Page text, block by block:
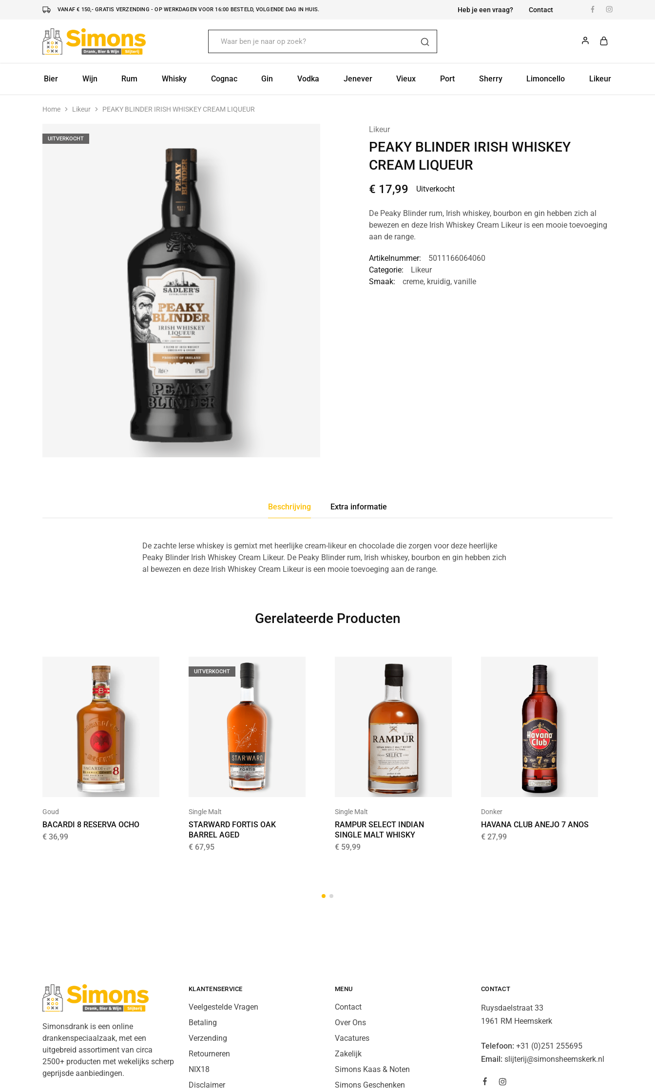
VANAF € 150,- GRATIS VERZENDING - OP WERKDAGEN VOOR 16:00 BESTELD, VOLGENDE DAG IN HUIS. Heb je een vraag? Contact
Simonsdrank.nl
Drank,
Bier
Bier
Wijn Rum Whisky Cognac Gin Vodka Jenever Vieux Port Sherry Limoncello Likeur
Home Likeur PEAKY BLINDER IRISH WHISKEY CREAM LIQUEUR
UITVERKOCHT
Likeur
PEAKY BLINDER IRISH WHISKEY
CREAM LIQUEUR
€ 17,99 Uitverkocht
De Peaky Blinder rum, Irish whiskey, bourbon en gin hebben zich al
bewezen en deze Irish Whiskey Cream Likeur is een mooie toevoeging
aan de range.
Artikelnummer:
5011166064060
Categorie:
Likeur
Smaak:
creme, kruidig, vanille
Beschrijving Extra informatie
De zachte Ierse whiskey is gemixt met heerlijke cream-likeur en chocolade die zorgen voor deze heerlijke
Peaky Blinder Irish Whiskey Cream Likeur. De Peaky Blinder rum, Irish whiskey, bourbon en gin hebben zich
al bewezen en deze Irish Whiskey Cream Likeur is een mooie toevoeging aan de range.
Gerelateerde Producten
Goud
BACARDI 8 RESERVA OCHO
€ 36,99
UITVERKOCHT
Single Malt
STARWARD FORTIS OAK
BARREL AGED
€ 67,95
Single Malt
RAMPUR SELECT INDIAN
SINGLE MALT WHISKY
€ 59,99
Donker
HAVANA CLUB ANEJO 7 ANOS
€ 27,99
Simonsdrank is een online
drankenspeciaalzaak, met een
uitgebreid assortiment van circa
2500+ producten met wekelijks scherp
geprijsde aanbiedingen.
KLANTENSERVICE
Veelgestelde Vragen
Betaling
Verzending
Retourneren
NIX18
Disclaimer
MENU
Contact
Over Ons
Vacatures
Zakelijk
Simons Kaas & Noten
Simons Geschenken
CONTACT
Ruysdaelstraat 33
1961 RM Heemskerk
Telefoon: +31 (0)251 255695
Email: slijterij@simonsheemskerk.nl